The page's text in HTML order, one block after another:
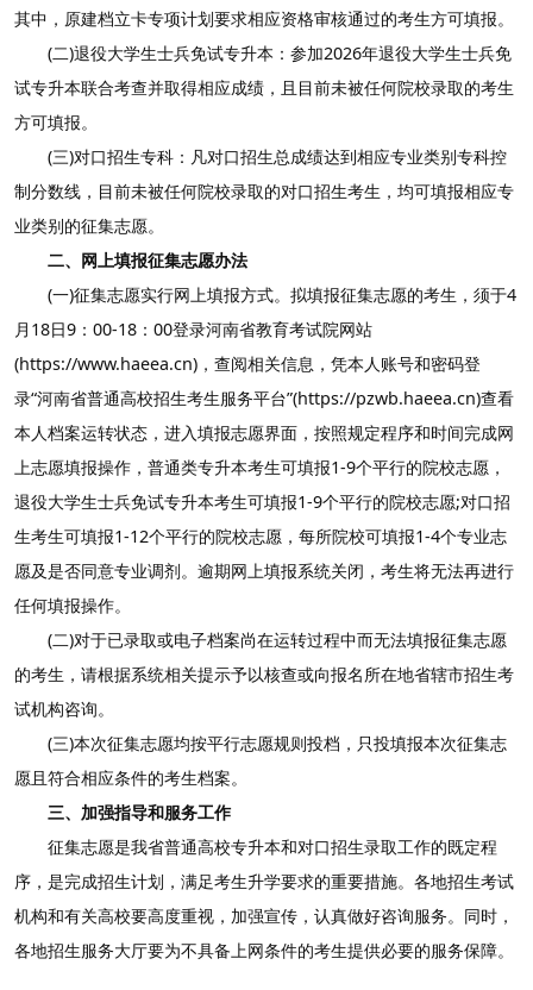
其中，原建档立卡专项计划要求相应资格审核通过的考生方可填报。
(二)退役大学生士兵免试专升本：参加2026年退役大学生士兵免
试专升本联合考查并取得相应成绩，且目前未被任何院校录取的考生
方可填报。
(三)对口招生专科：凡对口招生总成绩达到相应专业类别专科控
制分数线，目前未被任何院校录取的对口招生考生，均可填报相应专
业类别的征集志愿。
二、网上填报征集志愿办法
(一)征集志愿实行网上填报方式。拟填报征集志愿的考生，须于4
月18日9：00-18：00登录河南省教育考试院网站
(https://www.haeea.cn)，查阅相关信息，凭本人账号和密码登
录“河南省普通高校招生考生服务平台”(https://pzwb.haeea.cn)查看
本人档案运转状态，进入填报志愿界面，按照规定程序和时间完成网
上志愿填报操作，普通类专升本考生可填报1-9个平行的院校志愿，
退役大学生士兵免试专升本考生可填报1-9个平行的院校志愿;对口招
生考生可填报1-12个平行的院校志愿，每所院校可填报1-4个专业志
愿及是否同意专业调剂。逾期网上填报系统关闭，考生将无法再进行
任何填报操作。
(二)对于已录取或电子档案尚在运转过程中而无法填报征集志愿
的考生，请根据系统相关提示予以核查或向报名所在地省辖市招生考
试机构咨询。
(三)本次征集志愿均按平行志愿规则投档，只投填报本次征集志
愿且符合相应条件的考生档案。
三、加强指导和服务工作
征集志愿是我省普通高校专升本和对口招生录取工作的既定程
序，是完成招生计划，满足考生升学要求的重要措施。各地招生考试
机构和有关高校要高度重视，加强宣传，认真做好咨询服务。同时，
各地招生服务大厅要为不具备上网条件的考生提供必要的服务保障。